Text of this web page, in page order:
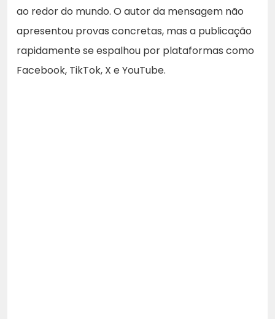
ao redor do mundo. O autor da mensagem não
apresentou provas concretas, mas a publicação
rapidamente se espalhou por plataformas como
Facebook, TikTok, X e YouTube.